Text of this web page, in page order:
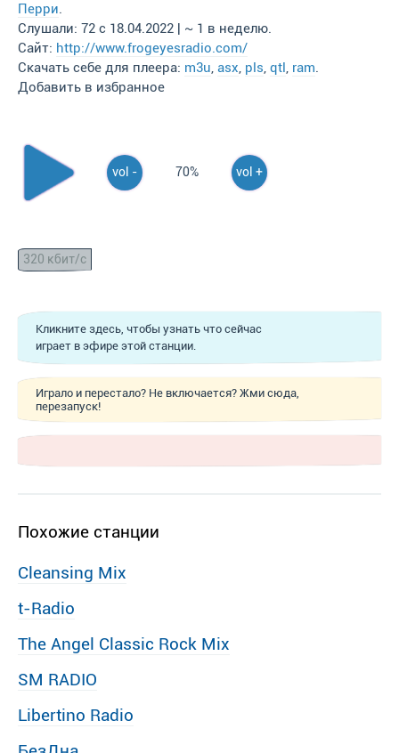
Перри.
Слушали: 72 с 18.04.2022 | ~ 1 в неделю.
Сайт: http://www.frogeyesradio.com/
Скачать себе для плеера: m3u, asx, pls, qtl, ram.
Добавить в избранное
vol - 70% vol +
320 кбит/с
Кликните здесь, чтобы узнать что сейчас
играет в эфире этой станции.
Играло и перестало? Не включается? Жми сюда,
перезапуск!
Похожие станции
Cleansing Mix
t-Radio
The Angel Classic Rock Mix
SM RADIO
Libertino Radio